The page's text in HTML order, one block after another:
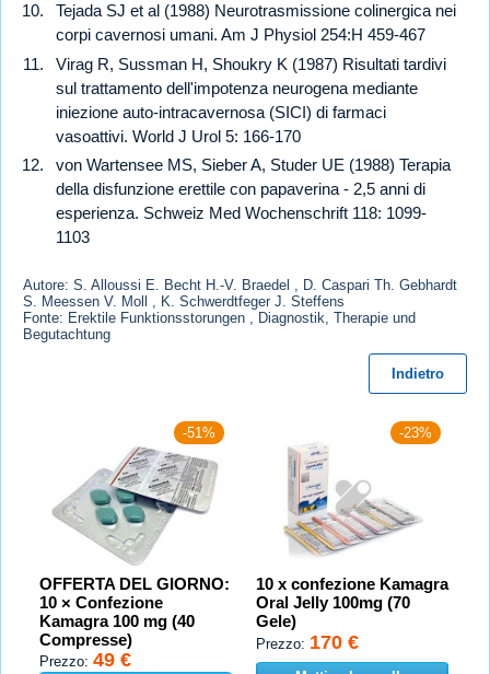
Tejada SJ et al (1988) Neurotrasmissione colinergica nei
corpi cavernosi umani. Am J Physiol 254:H 459-467
Virag R, Sussman H, Shoukry K (1987) Risultati tardivi
sul trattamento dell'impotenza neurogena mediante
iniezione auto-intracavernosa (SICI) di farmaci
vasoattivi. World J Urol 5: 166-170
von Wartensee MS, Sieber A, Studer UE (1988) Terapia
della disfunzione erettile con papaverina - 2,5 anni di
esperienza. Schweiz Med Wochenschrift 118: 1099-
1103
Autore: S. Alloussi E. Becht H.-V. Braedel , D. Caspari Th. Gebhardt
S. Meessen V. Moll , K. Schwerdtfeger J. Steffens
Fonte: Erektile Funktionsstorungen , Diagnostik, Therapie und
Begutachtung
Indietro
-51%
OFFERTA DEL GIORNO:
10 × Confezione
Kamagra 100 mg (40
Compresse)
Prezzo: 49 €
-23%
10 x confezione Kamagra
Oral Jelly 100mg (70
Gele)
Prezzo: 170 €